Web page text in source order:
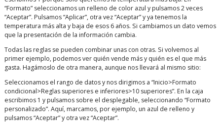
“Formato” seleccionamos un relleno de color azul y pulsamos 2 veces
“Aceptar”. Pulsamos “Aplicar”, otra vez “Aceptar” y ya tenemos la
temperatura más alta y baja de esos 6 años. Si cambiamos un dato vemos
que la presentación de la información cambia.
Todas las reglas se pueden combinar unas con otras. Si volvemos al
primer ejemplo, podemos ver quién vende más y quién es el que más
gasta. Hagámoslo de otra manera, aunque nos llevará al mismo sitio:
Seleccionamos el rango de datos y nos dirigimos a “Inicio>Formato
condicional>Reglas superiores e inferiores>10 superiores”. En la caja
escribimos 1 y pulsamos sobre el desplegable, seleccionando “Formato
personalizado”. Aquí, marcamos, por ejemplo, un azul de relleno y
pulsamos “Aceptar” y otra vez “Aceptar”.